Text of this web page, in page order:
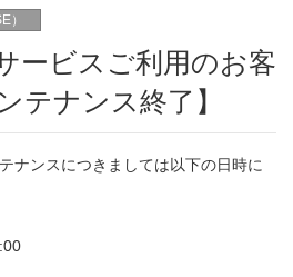
）
ービスご利用のお客
テナンス終了】
ナンスにつきましては以下の日時に